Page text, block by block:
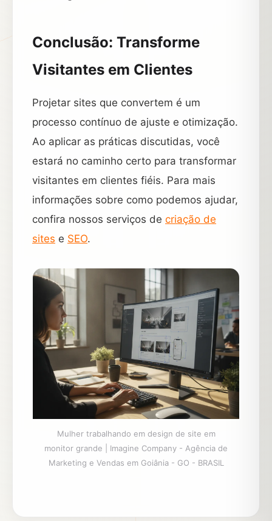
Conclusão: Transforme
Visitantes em Clientes
Projetar sites que convertem é um
processo contínuo de ajuste e otimização.
Ao aplicar as práticas discutidas, você
estará no caminho certo para transformar
visitantes em clientes fiéis. Para mais
informações sobre como podemos ajudar,
confira nossos serviços de criação de
sites e SEO.
Mulher trabalhando em design de site em
monitor grande | Imagine Company - Agência de
Marketing e Vendas em Goiânia - GO - BRASIL